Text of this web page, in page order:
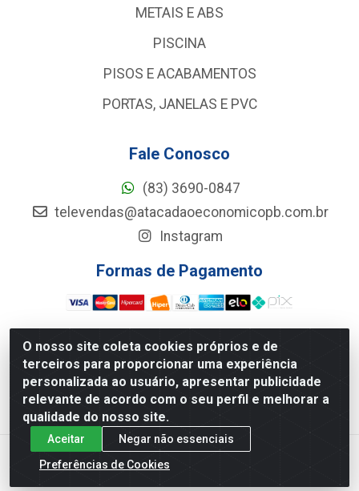
O nosso site coleta cookies próprios e de
terceiros para proporcionar uma experiência
personalizada ao usuário, apresentar publicidade
relevante de acordo com o seu perfil e melhorar a
qualidade do nosso site.
Aceitar
Negar não essenciais
Preferências de Cookies
METAIS E ABS
PISCINA
PISOS E ACABAMENTOS
PORTAS, JANELAS E PVC
Fale Conosco
(83) 3690-0847
televendas@atacadaoeconomicopb.com.br
Instagram
Formas de Pagamento
Atacadão Econômico - Rua Jose Ferreira De Lima, 127 -
GALPÃO 102 - Jardim Veneza, João Pessoa/PB - CEP
58.084-102 - CNPJ 34.961.047/0001-33